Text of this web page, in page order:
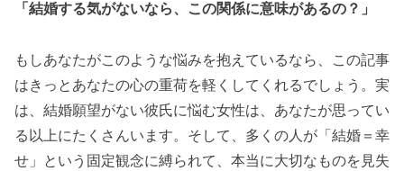
「結婚する気がないなら、この関係に意味があるの？」
もしあなたがこのような悩みを抱えているなら、この記事
はきっとあなたの心の重荷を軽くしてくれるでしょう。実
は、結婚願望がない彼氏に悩む女性は、あなたが思ってい
る以上にたくさんいます。そして、多くの人が「結婚＝幸
せ」という固定観念に縛られて、本当に大切なものを見失